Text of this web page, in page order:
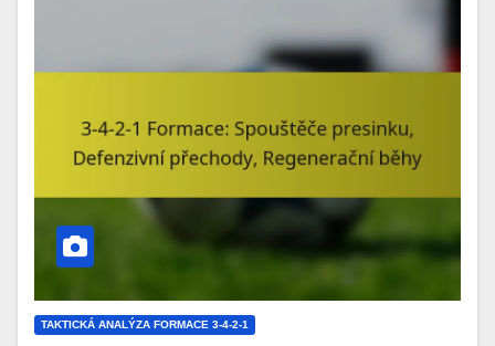
TAKTICKÁ ANALÝZA FORMACE 3-4-2-1